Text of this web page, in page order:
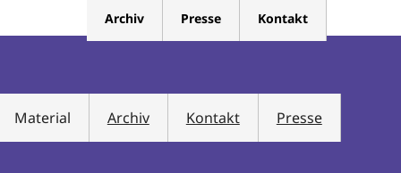
Archiv Presse Kontakt
Material Archiv Kontakt Presse